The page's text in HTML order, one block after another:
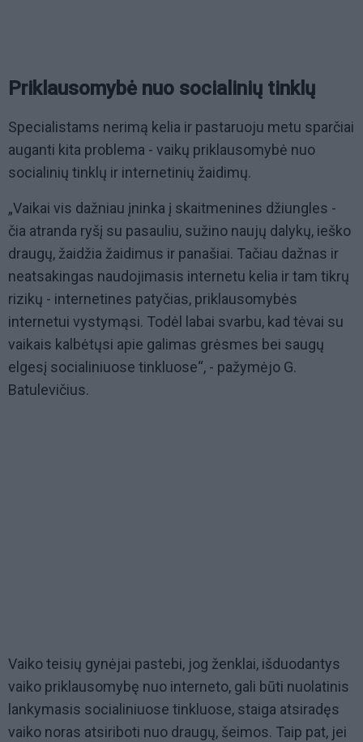
Priklausomybė nuo socialinių tinklų
Specialistams nerimą kelia ir pastaruoju metu sparčiai
auganti kita problema - vaikų priklausomybė nuo
socialinių tinklų ir internetinių žaidimų.
„Vaikai vis dažniau įninka į skaitmenines džiungles -
čia atranda ryšį su pasauliu, sužino naujų dalykų, ieško
draugų, žaidžia žaidimus ir panašiai. Tačiau dažnas ir
neatsakingas naudojimasis internetu kelia ir tam tikrų
rizikų - internetines patyčias, priklausomybės
internetui vystymąsi. Todėl labai svarbu, kad tėvai su
vaikais kalbėtųsi apie galimas grėsmes bei saugų
elgesį socialiniuose tinkluose“, - pažymėjo G.
Batulevičius.
Vaiko teisių gynėjai pastebi, jog ženklai, išduodantys
vaiko priklausomybę nuo interneto, gali būti nuolatinis
lankymasis socialiniuose tinkluose, staiga atsiradęs
vaiko noras atsiriboti nuo draugų, šeimos. Taip pat, jei